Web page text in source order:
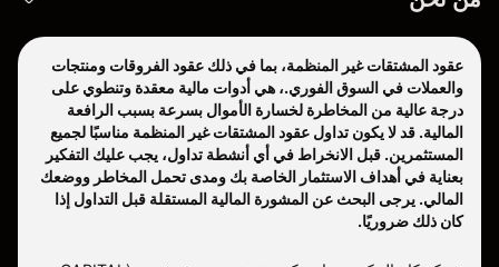
عقود المشتقات غير المنظمة، بما في ذلك عقود الفروقات ومنتجات
والعملات في السوق الفوري.، هي أدوات مالية معقدة وتنطوي على
درجة عالية من المخاطرة لخسارة الأموال بسرعة بسبب الرافعة
المالية. قد لا يكون تداول عقود المشتقات غير المنظمة مناسبًا لجميع
المستثمرين. قبل الانخراط في أي أنشطة تداول، يجب عليك التفكير
بعناية في أهداف الاستثمار الخاصة بك ومدى تحمل المخاطر ووضعك
المالي. يرجى البحث عن المشورة المالية المستقلة قبل التداول إذا
كان ذلك ضروريًا.